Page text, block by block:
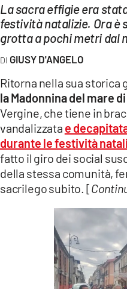
LAC NETWORK
LaC
Network
LACPLAY.IT
LACTV.IT
LACONAIR.IT
LACITYMAG.IT
ILREGGINO.IT
COSENZACHANNEL.IT
ILVIBONESE.IT
La sacra effigie era
festività natalizie. Ora è
grotta a pochi metri dal
GIUSY D'ANGELO
Ritorna nella sua storica
la Madonnina del mare
Vergine, che tiene in
vandalizzata e
durante le festività
fatto il giro dei social
della stessa comunità,
sacrilego subito. [